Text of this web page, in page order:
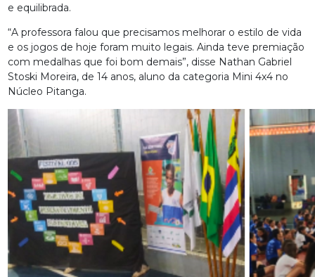
e equilibrada.
“A professora falou que precisamos melhorar o estilo de vida
e os jogos de hoje foram muito legais. Ainda teve premiação
com medalhas que foi bom demais”, disse Nathan Gabriel
Stoski Moreira, de 14 anos, aluno da categoria Mini 4x4 no
Núcleo Pitanga.